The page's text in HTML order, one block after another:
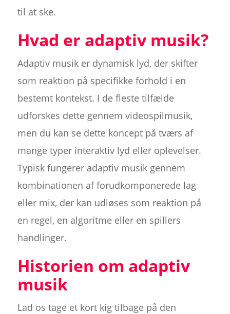
til at ske.
Hvad er adaptiv musik?
Adaptiv musik er dynamisk lyd, der skifter
som reaktion på specifikke forhold i en
bestemt kontekst. I de fleste tilfælde
udforskes dette gennem videospilmusik,
men du kan se dette koncept på tværs af
mange typer interaktiv lyd eller oplevelser.
Typisk fungerer adaptiv musik gennem
kombinationen af forudkomponerede lag
eller mix, der kan udløses som reaktion på
en regel, en algoritme eller en spillers
handlinger.
Historien om adaptiv
musik
Lad os tage et kort kig tilbage på den